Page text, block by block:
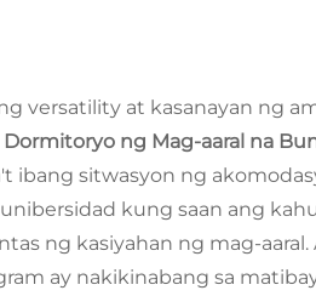
versatility at kasanayan ng
ng Mag-aaral na
ibang sitwasyon ng
kung saan ang
ng kasiyahan ng mag-aaral.
ay nakikinabang sa